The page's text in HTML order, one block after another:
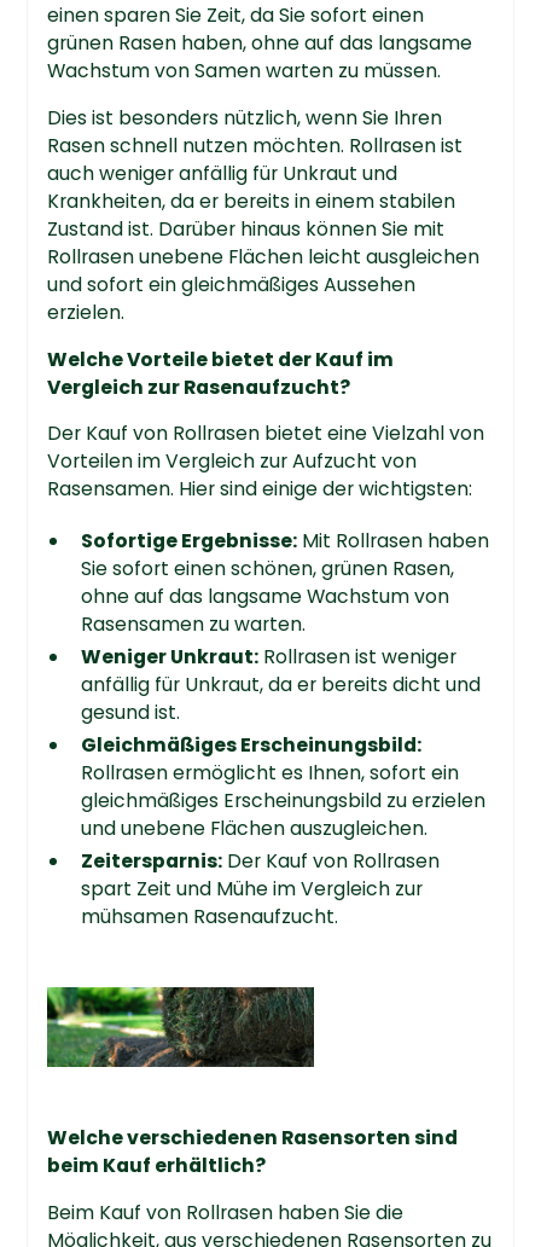
einen sparen Sie Zeit, da Sie sofort einen
grünen Rasen haben, ohne auf das langsame
Wachstum von Samen warten zu müssen.
Dies ist besonders nützlich, wenn Sie Ihren
Rasen schnell nutzen möchten. Rollrasen ist
auch weniger anfällig für Unkraut und
Krankheiten, da er bereits in einem stabilen
Zustand ist. Darüber hinaus können Sie mit
Rollrasen unebene Flächen leicht ausgleichen
und sofort ein gleichmäßiges Aussehen
erzielen.
Welche Vorteile bietet der Kauf im
Vergleich zur Rasenaufzucht?
Der Kauf von Rollrasen bietet eine Vielzahl von
Vorteilen im Vergleich zur Aufzucht von
Rasensamen. Hier sind einige der wichtigsten:
Sofortige Ergebnisse:Mit Rollrasen haben
Sie sofort einen schönen, grünen Rasen,
ohne auf das langsame Wachstum von
Rasensamen zu warten.
Weniger Unkraut:Rollrasen ist weniger
anfällig für Unkraut, da er bereits dicht und
gesund ist.
Gleichmäßiges Erscheinungsbild:
Rollrasen ermöglicht es Ihnen, sofort ein
gleichmäßiges Erscheinungsbild zu erzielen
und unebene Flächen auszugleichen.
Zeitersparnis:Der Kauf von Rollrasen
spart Zeit und Mühe im Vergleich zur
mühsamen Rasenaufzucht.
Welche verschiedenen Rasensorten sind
beim Kauf erhältlich?
Beim Kauf von Rollrasen haben Sie die
Möglichkeit, aus verschiedenen Rasensorten zu